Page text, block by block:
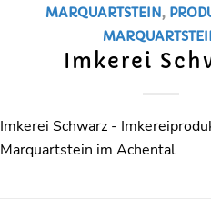
MARQUARTSTEIN,
Imkerei
Imkerei Schwarz -
Marquartstein im Achental